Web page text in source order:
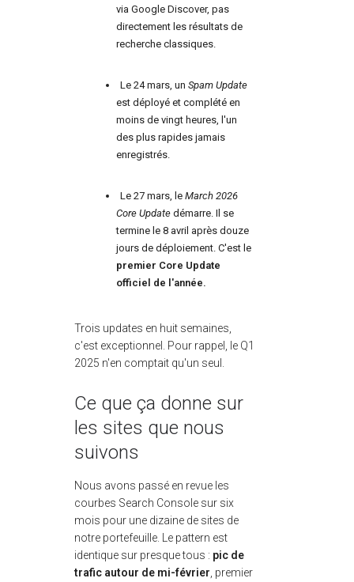
via Google Discover, pas
directement les résultats de
recherche classiques.
Le 24 mars, unSpam Update
est déployé et complété en
moins de vingt heures, l'un
des plus rapides jamais
enregistrés.
Le 27 mars, leMarch 2026
Core Update démarre. Il se
termine le 8 avril après douze
jours de déploiement. C'est le
premier Core Update
officiel de l'année.
Trois updates en huit semaines,
c'est exceptionnel. Pour rappel, le Q1
2025 n'en comptait qu'un seul.
Ce que ça donne sur
les sites que nous
suivons
Nous avons passé en revue les
courbes Search Console sur six
mois pour une dizaine de sites de
notre portefeuille. Le pattern est
identique sur presque tous : pic de
trafic autour de mi-février , premier